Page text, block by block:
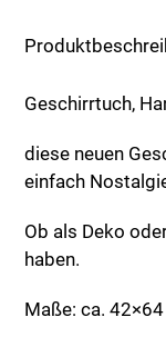
Geschirrtuch,
diese neuen
einfach
Ob als Deko
haben.
Maße: ca.